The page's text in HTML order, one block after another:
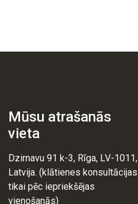
Mūsu atrašanās
vieta
Dzirnavu 91 k-3, Rīga, LV-1011,
Latvija. (klātienes konsultācijas
tikai pēc iepriekšējas
vienošanās)